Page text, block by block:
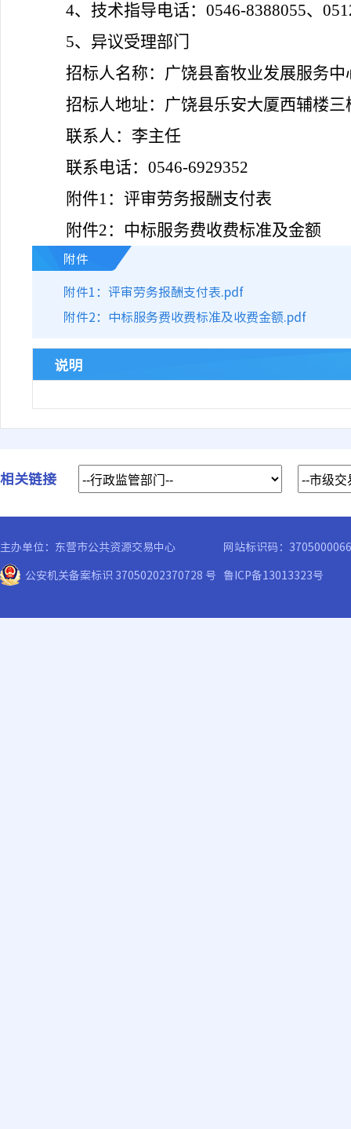
4、技术指导电话：0546-8388055、
5、异议受理部门
招标人名称：广饶县畜牧业发展服务中
招标人地址： 广饶县乐安大厦西辅楼三
联系人： 李主任
联系电话： 0546-6929352
附件1：评审劳务报酬支付表
附件2：中标服务费收费标准及金额
附件
附件1：评审劳务报酬支付表.pdf
附件2：中标服务费收费标准及收费金额.pdf
说明
相关链接
主办单位：东营市公共资源交易中心
网站标识码：3705000066
公安机关备案标识 37050202370728 号 鲁ICP备13013323号